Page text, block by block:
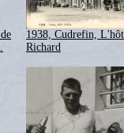
1938, Cudrefin,
Richard